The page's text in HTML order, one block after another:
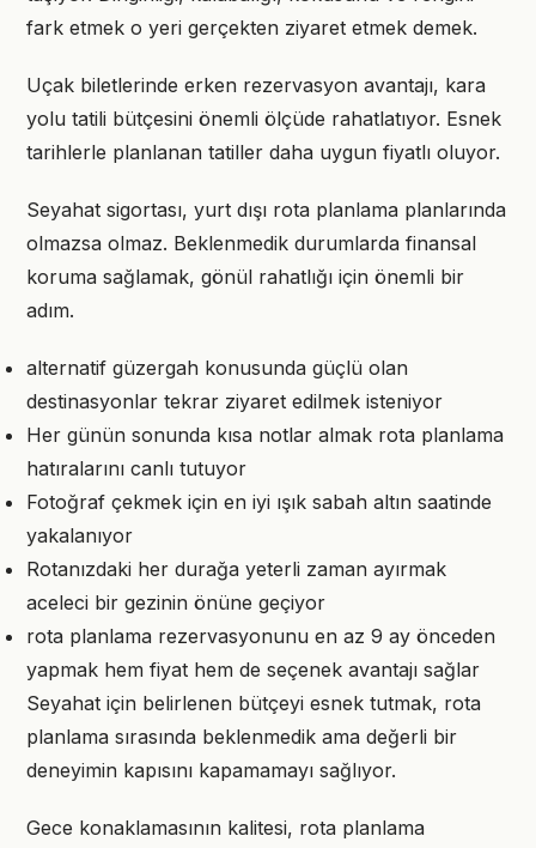
fark etmek o yeri gerçekten ziyaret etmek demek.
Uçak biletlerinde erken rezervasyon avantajı, kara
yolu tatili bütçesini önemli ölçüde rahatlatıyor. Esnek
tarihlerle planlanan tatiller daha uygun fiyatlı oluyor.
Seyahat sigortası, yurt dışı rota planlama planlarında
olmazsa olmaz. Beklenmedik durumlarda finansal
koruma sağlamak, gönül rahatlığı için önemli bir
adım.
alternatif güzergah konusunda güçlü olan
destinasyonlar tekrar ziyaret edilmek isteniyor
Her günün sonunda kısa notlar almak rota planlama
hatıralarını canlı tutuyor
Fotoğraf çekmek için en iyi ışık sabah altın saatinde
yakalanıyor
Rotanızdaki her durağa yeterli zaman ayırmak
aceleci bir gezinin önüne geçiyor
rota planlama rezervasyonunu en az 9 ay önceden
yapmak hem fiyat hem de seçenek avantajı sağlar
Seyahat için belirlenen bütçeyi esnek tutmak, rota
planlama sırasında beklenmedik ama değerli bir
deneyimin kapısını kapamamayı sağlıyor.
Gece konaklamasının kalitesi, rota planlama